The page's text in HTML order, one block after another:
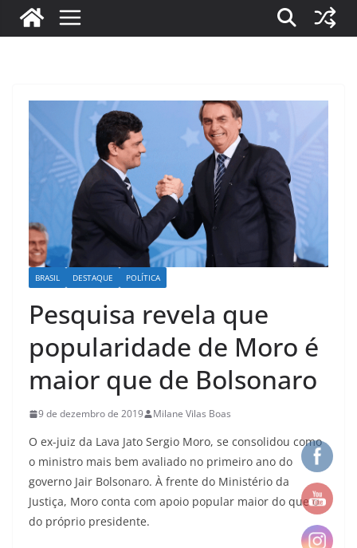
BRASIL DESTAQUE POLÍTICA
Pesquisa revela que
popularidade de Moro é
maior que de Bolsonaro
9 de dezembro de 2019 Milane Vilas Boas
O ex-juiz da Lava Jato Sergio Moro, se consolidou como
o ministro mais bem avaliado no primeiro ano do
governo Jair Bolsonaro. À frente do Ministério da
Justiça, Moro conta com apoio popular maior do que o
do próprio presidente.